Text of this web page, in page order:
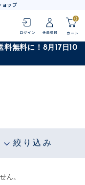
ョップ
0
無料に！8月17日10
絞り込み
ん。